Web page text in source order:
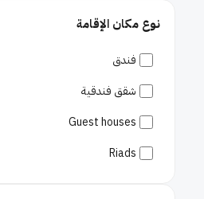
نوع مكان الإقامة
فندق
شقق فندقية
Guest houses
Riads